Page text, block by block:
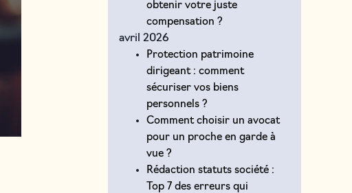
obtenir votre juste
compensation ?
avril 2026
Protection patrimoine
dirigeant : comment
sécuriser vos biens
personnels ?
Comment choisir un avocat
pour un proche en garde à
vue ?
Rédaction statuts société :
Top 7 des erreurs qui